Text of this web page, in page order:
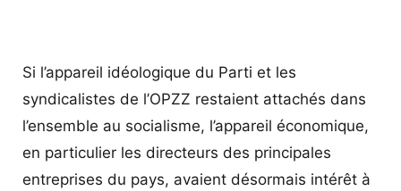
Si l’appareil idéologique du Parti et les
syndicalistes de l’OPZZ restaient attachés dans
l’ensemble au socialisme, l’appareil économique,
en particulier les directeurs des principales
entreprises du pays, avaient désormais intérêt à